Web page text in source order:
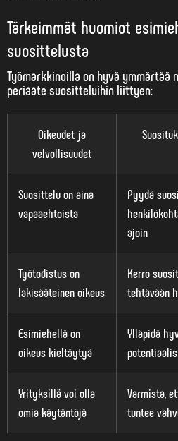
Tärkeimmät huomiot
suosittelusta
Työmarkkinoilla on hyvä ymmärtää
periaate suositteluihin liittyen:
Oikeudet ja
velvollisuudet
Suosittelu on aina
vapaaehtoista
Pyydä
ajoin
Työtodistus on
lakisääteinen oikeus
Kerro
tehtävään
Esimiehellä on
oikeus kieltäytyä
Ylläpidä
Yrityksillä voi olla
omia käytäntöjä
Varmista,
tuntee